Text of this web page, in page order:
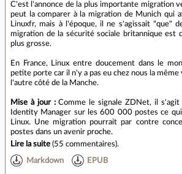
C'est l'annonce de la plus importante migration
peut la comparer à la migration de Munich qui
Linuxfr, mais à l'époque, il ne s'agissait "que"
migration de la sécurité sociale britannique est
plus grosse.
En France, Linux entre doucement dans le
petite porte car il n'y a pas eu chez nous la
l'autre côté de la Manche.
Mise à jour :Comme le signale ZDNet, il s'agit
Identity Manager sur les 600 000 postes ce
Linux. Une migration pourrait par contre
postes dans un avenir proche.
Lire la suite (55 commentaires).
Markdown EPUB